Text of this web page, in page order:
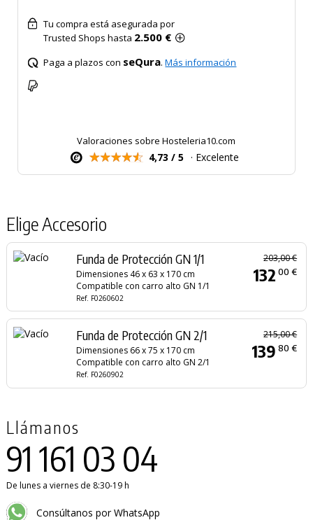
Tu compra está asegurada por
Trusted Shops hasta 2.500 €
Paga a plazos con seQura.Más información
Valoraciones sobre Hosteleria10.com
4,73 / 5 · Excelente
Elige Accesorio
Funda de Protección GN 1/1
Dimensiones 46 x 63 x 170 cm
Compatible con carro alto GN 1/1
Ref. F0260602
203,00 €
132 00 €
Funda de Protección GN 2/1
Dimensiones 66 x 75 x 170 cm
Compatible con carro alto GN 2/1
Ref. F0260902
215,00 €
139 80 €
Llámanos
91 161 03 04
De lunes a viernes de 8:30-19 h
Consúltanos por WhatsApp